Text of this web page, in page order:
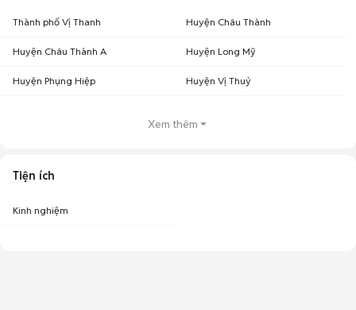
Thành phố Vị Thanh Huyện Châu Thành
Huyện Châu Thành A Huyện Long Mỹ
Huyện Phụng Hiệp Huyện Vị Thuỷ
Xem thêm
Tiện ích
Kinh nghiệm